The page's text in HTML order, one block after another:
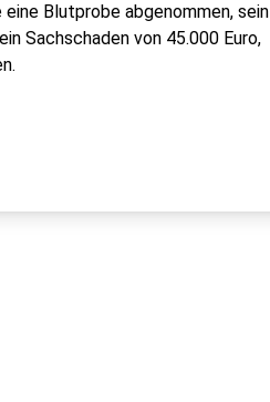
Blutprobe abgenommen, sein
Sachschaden von 45.000 Euro,